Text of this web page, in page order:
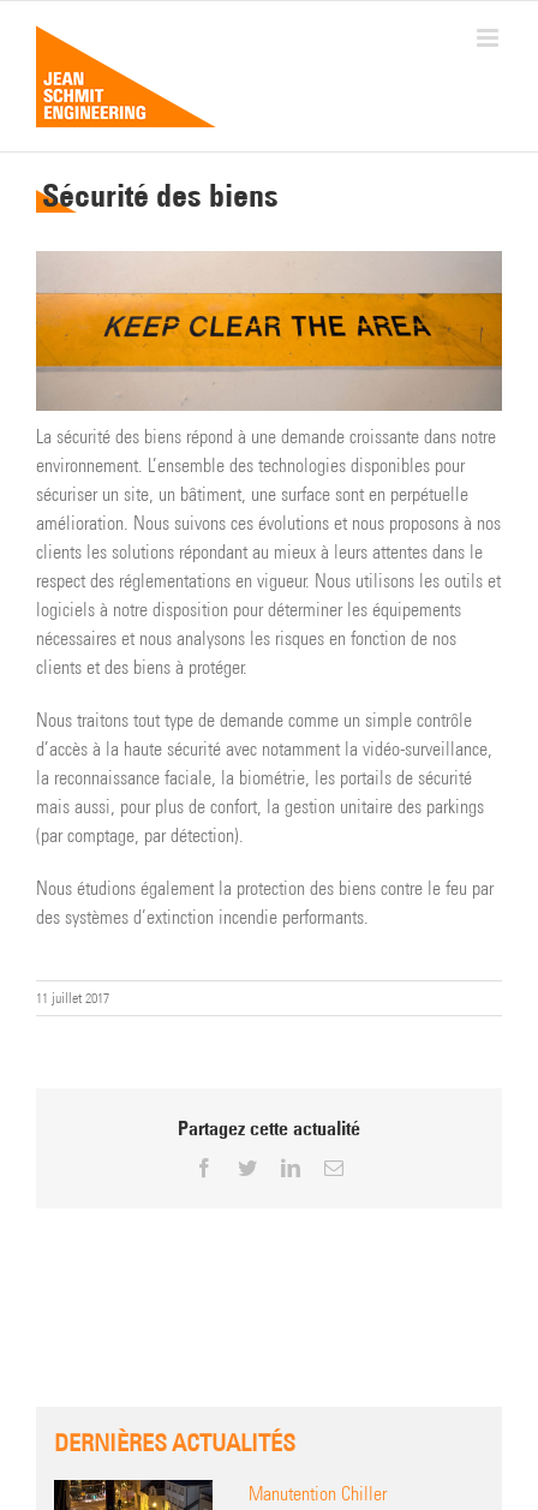
contenu
Sécurité des biens
La sécurité des biens répond à une demande croissante dans notre
environnement. L’ensemble des technologies disponibles pour
sécuriser un site, un bâtiment, une surface sont en perpétuelle
amélioration. Nous suivons ces évolutions et nous proposons à nos
clients les solutions répondant au mieux à leurs attentes dans le
respect des réglementations en vigueur. Nous utilisons les outils et
logiciels à notre disposition pour déterminer les équipements
nécessaires et nous analysons les risques en fonction de nos
clients et des biens à protéger.
Nous traitons tout type de demande comme un simple contrôle
d’accès à la haute sécurité avec notamment la vidéo-surveillance,
la reconnaissance faciale, la biométrie, les portails de sécurité
mais aussi, pour plus de confort, la gestion unitaire des parkings
(par comptage, par détection).
​​Nous étudions également la protection des biens contre le feu par
des systèmes d’extinction incendie performants.
11 juillet 2017
Partagez cette actualité
Facebook
TwitterLinkedInEmail
DERNIÈRES ACTUALITÉS
Manutention Chiller